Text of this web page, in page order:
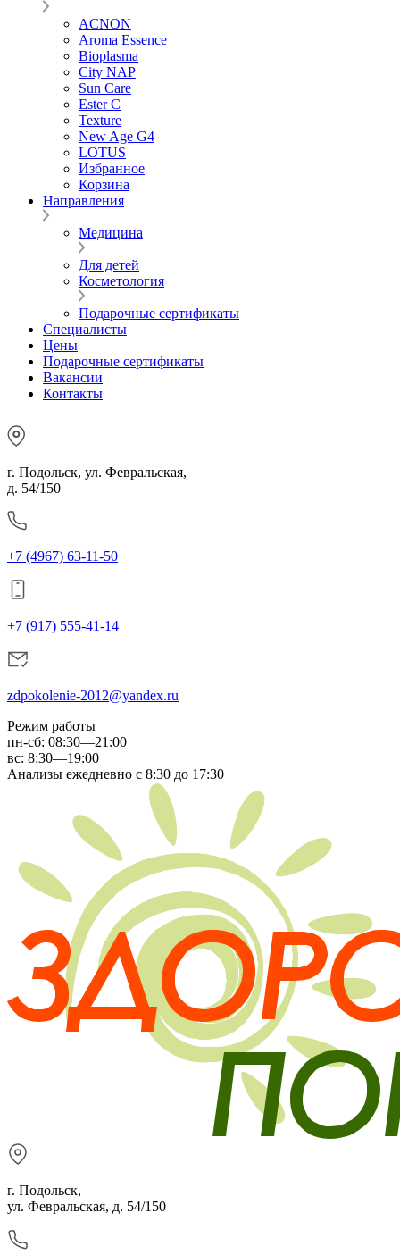
ACNON
Aroma Essence
Bioplasma
City NAP
Sun Care
Ester C
Texture
New Age G4
LOTUS
Избранное
Корзина
Направления
Медицина
Для детей
Косметология
Подарочные сертификаты
Специалисты
Цены
Подарочные сертификаты
Вакансии
Контакты
г. Подольск, ул. Февральская,
д. 54/150
+7 (4967) 63-11-50
+7 (917) 555-41-14
zdpokolenie-2012@yandex.ru
Режим работы
пн-сб: 08:30—21:00
вс: 8:30—19:00
Анализы ежедневно с 8:30 до 17:30
г. Подольск,
ул. Февральская, д. 54/150